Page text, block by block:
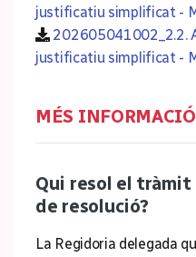
justificatiu simplificat -
202605041002_2.2.
justificatiu simplificat -
MÉS INFORMACIÓ
Qui resol el
de resolució?
La Regidoria delegada